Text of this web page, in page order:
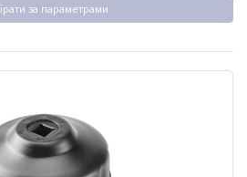
за параметрами